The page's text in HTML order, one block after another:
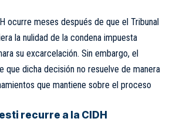
ocurre meses después de que el Tribunal
la nulidad de la condena impuesta
su excarcelación. Sin embargo, el
que dicha decisión no resuelve de manera
que mantiene sobre el proceso
recurre a la CIDH